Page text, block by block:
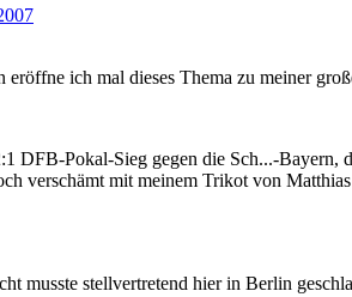
eröffne ich mal dieses Thema zu meiner
DFB-Pokal-Sieg gegen die Sch...-
verschämt mit meinem Trikot von
musste stellvertretend hier in Berlin